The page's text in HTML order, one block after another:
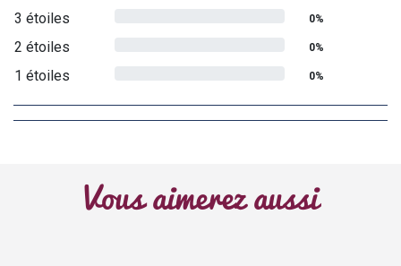
3 étoiles 0%
2 étoiles 0%
1 étoiles 0%
Vous aimerez aussi